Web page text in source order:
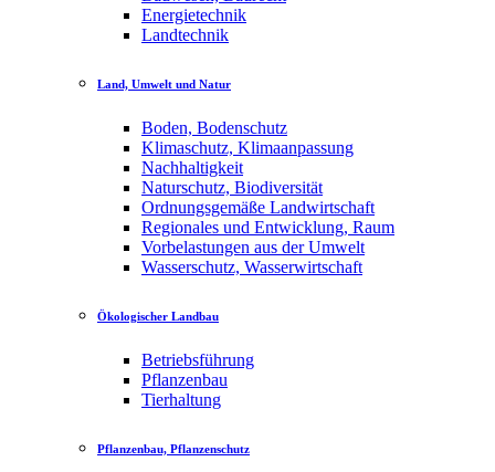
Energietechnik
Landtechnik
Land, Umwelt und Natur
Boden, Bodenschutz
Klimaschutz, Klimaanpassung
Nachhaltigkeit
Naturschutz, Biodiversität
Ordnungsgemäße Landwirtschaft
Regionales und Entwicklung, Raum
Vorbelastungen aus der Umwelt
Wasserschutz, Wasserwirtschaft
Ökologischer Landbau
Betriebsführung
Pflanzenbau
Tierhaltung
Pflanzenbau, Pflanzenschutz